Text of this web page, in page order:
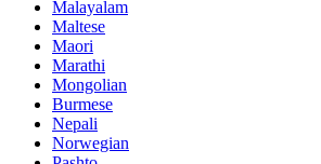
Malayalam
Maltese
Maori
Marathi
Mongolian
Burmese
Nepali
Norwegian